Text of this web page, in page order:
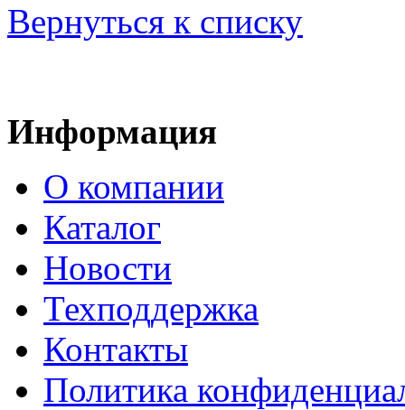
Вернуться к списку
Информация
О компании
Каталог
Новости
Техподдержка
Контакты
Политика